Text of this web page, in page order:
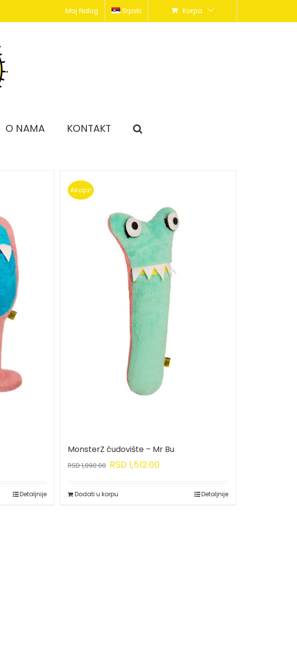
Moj Nalog Srpski Korpa
O NAMA KONTAKT
Detaljnije
Akcija!
MonsterZ čudovište – Mr Bu
RSD1,890.00 RSD 1,512.00
Dodati u korpu Detaljnije